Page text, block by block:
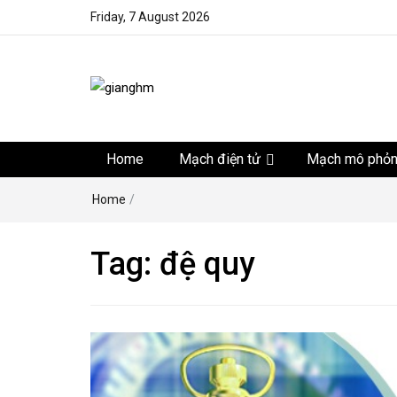
Friday, 7 August 2026
Home Mạch điện tử Mạch mô
Home /
Tag: đệ quy